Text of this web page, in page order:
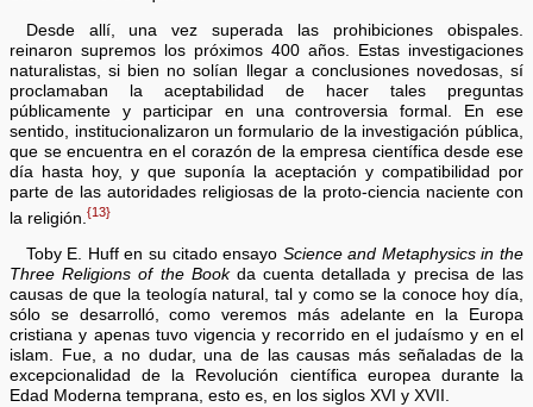
Desde allí, una vez superada las prohibiciones obispales.
reinaron supremos los próximos 400 años. Estas investigaciones
naturalistas, si bien no solían llegar a conclusiones novedosas, sí
proclamaban la aceptabilidad de hacer tales preguntas
públicamente y participar en una controversia formal. En ese
sentido, institucionalizaron un formulario de la investigación pública,
que se encuentra en el corazón de la empresa científica desde ese
día hasta hoy, y que suponía la aceptación y compatibilidad por
parte de las autoridades religiosas de la proto-ciencia naciente con
la religión.{13}
Toby E. Huff en su citado ensayo Science and Metaphysics in the
Three Religions of the Book da cuenta detallada y precisa de las
causas de que la teología natural, tal y como se la conoce hoy día,
sólo se desarrolló, como veremos más adelante en la Europa
cristiana y apenas tuvo vigencia y recorrido en el judaísmo y en el
islam. Fue, a no dudar, una de las causas más señaladas de la
excepcionalidad de la Revolución científica europea durante la
Edad Moderna temprana, esto es, en los siglos XVI y XVII.